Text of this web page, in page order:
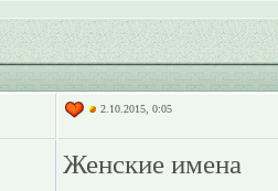
2.10.2015, 0:05
Женские имена